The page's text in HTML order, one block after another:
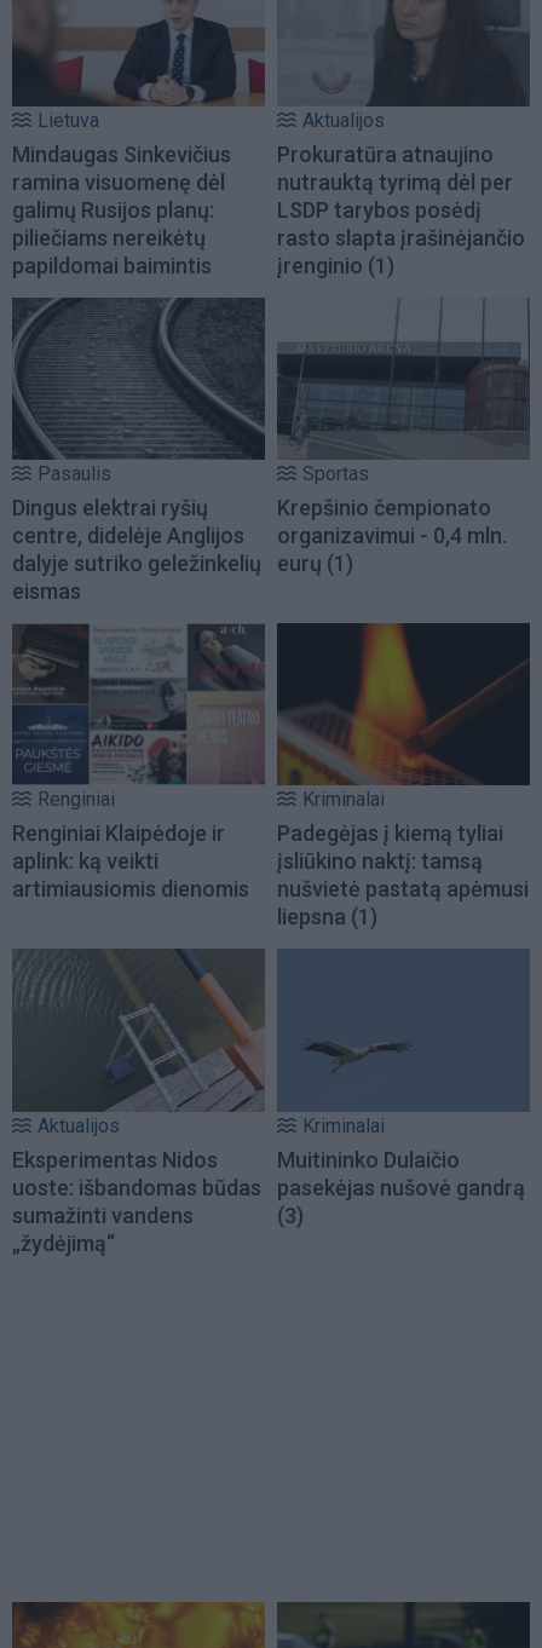
Lietuva
Mindaugas Sinkevičius
ramina visuomenę dėl
galimų Rusijos planų:
piliečiams nereikėtų
papildomai baimintis
Aktualijos
Prokuratūra atnaujino
nutrauktą tyrimą dėl per
LSDP tarybos posėdį
rasto slapta įrašinėjančio
įrenginio (1)
Pasaulis
Dingus elektrai ryšių
centre, didelėje Anglijos
dalyje sutriko geležinkelių
eismas
Sportas
Krepšinio čempionato
organizavimui - 0,4 mln.
eurų (1)
Renginiai
Renginiai Klaipėdoje ir
aplink: ką veikti
artimiausiomis dienomis
Kriminalai
Padegėjas į kiemą tyliai
įsliūkino naktį: tamsą
nušvietė pastatą apėmusi
liepsna (1)
Aktualijos
Eksperimentas Nidos
uoste: išbandomas būdas
sumažinti vandens
„žydėjimą“
Kriminalai
Muitininko Dulaičio
pasekėjas nušovė gandrą
(3)